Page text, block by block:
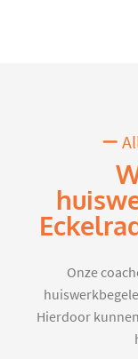
Onze
Hierdoor